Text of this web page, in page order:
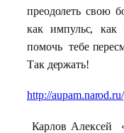
преодолеть свою
как импульс,
помочь тебе
Так держать!
http://
Карлов Алексей